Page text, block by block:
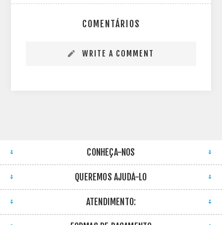
COMENTÁRIOS
WRITE A COMMENT
CONHEÇA-NOS
QUEREMOS AJUDÁ-LO
ATENDIMENTO: